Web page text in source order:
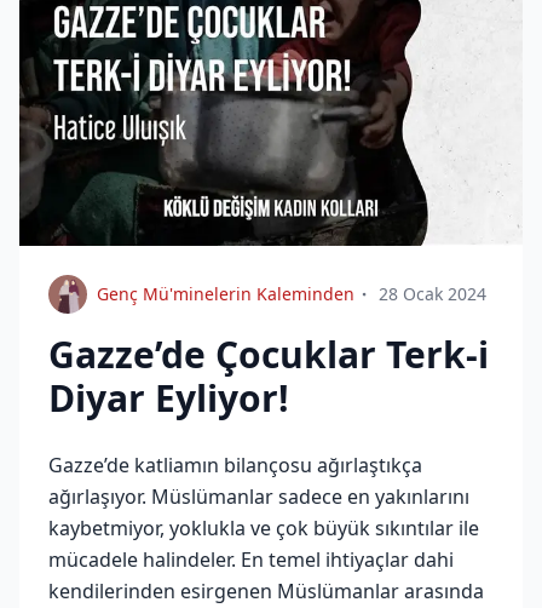
Genç Mü'minelerin Kaleminden 28 Ocak 2024
Gazze’de Çocuklar Terk-i
Diyar Eyliyor!
Gazze’de katliamın bilançosu ağırlaştıkça
ağırlaşıyor. Müslümanlar sadece en yakınlarını
kaybetmiyor, yoklukla ve çok büyük sıkıntılar ile
mücadele halindeler. En temel ihtiyaçlar dahi
kendilerinden esirgenen Müslümanlar arasında